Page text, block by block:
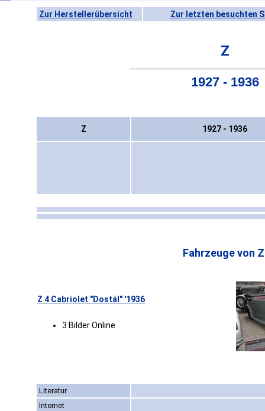
Zur Herstellerübersicht Zur letzten besuchten
Z
1927 - 1936
Z 1927 - 1936
Fahrzeuge von
Z 4 Cabriolet "Dostál" '1936
3 Bilder Online
Literatur
Internet